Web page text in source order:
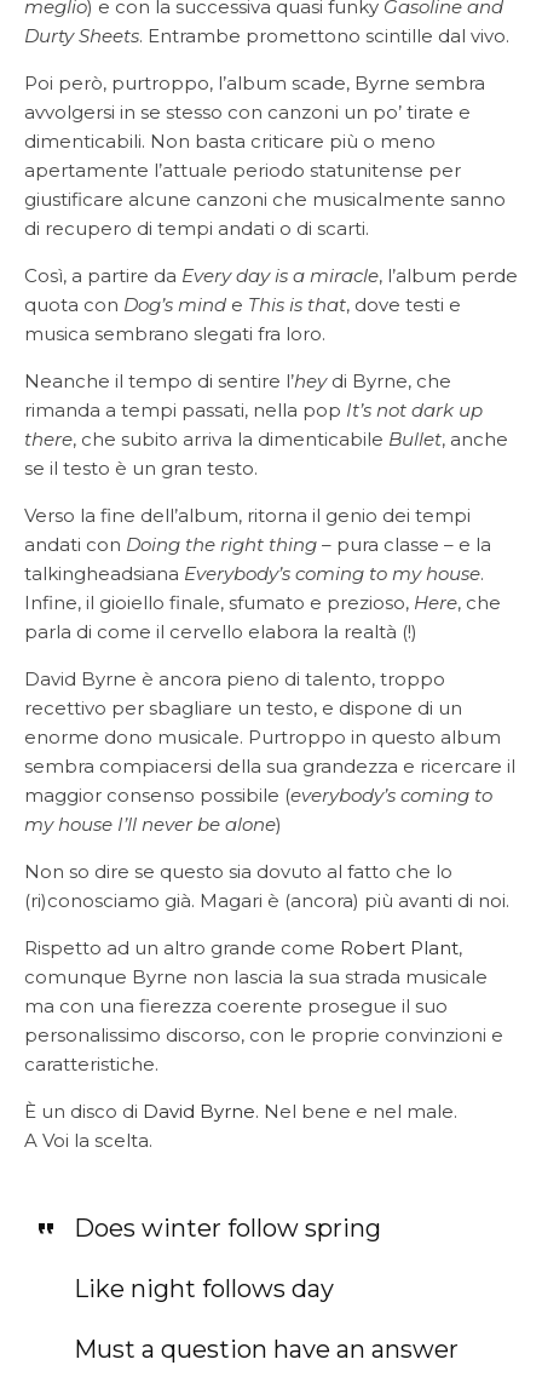
meglio) e con la successiva quasi funky Gasoline and
Durty Sheets. Entrambe promettono scintille dal vivo.
Poi però, purtroppo, l’album scade, Byrne sembra
avvolgersi in se stesso con canzoni un po’ tirate e
dimenticabili. Non basta criticare più o meno
apertamente l’attuale periodo statunitense per
giustificare alcune canzoni che musicalmente sanno
di recupero di tempi andati o di scarti.
Così, a partire da Every day is a miracle, l’album perde
quota con Dog’s mind e This is that, dove testi e
musica sembrano slegati fra loro.
Neanche il tempo di sentire l’heydi Byrne, che
rimanda a tempi passati, nella pop It’s not dark up
there, che subito arriva la dimenticabile Bullet, anche
se il testo è un gran testo.
Verso la fine dell’album, ritorna il genio dei tempi
andati con Doing the right thing – pura classe – e la
talkingheadsiana Everybody’s coming to my house.
Infine, il gioiello finale, sfumato e prezioso, Here, che
parla di come il cervello elabora la realtà (!)
David Byrne è ancora pieno di talento, troppo
recettivo per sbagliare un testo, e dispone di un
enorme dono musicale. Purtroppo in questo album
sembra compiacersi della sua grandezza e ricercare il
maggior consenso possibile (everybody’s coming to
my house I’ll never be alone)
Non so dire se questo sia dovuto al fatto che lo
(ri)conosciamo già. Magari è (ancora) più avanti di noi.
Rispetto ad un altro grande come Robert Plant,
comunque Byrne non lascia la sua strada musicale
ma con una fierezza coerente prosegue il suo
personalissimo discorso, con le proprie convinzioni e
caratteristiche.
È un disco di David Byrne. Nel bene e nel male.
A Voi la scelta.
Does winter follow spring
Like night follows day
Must a question have an answer